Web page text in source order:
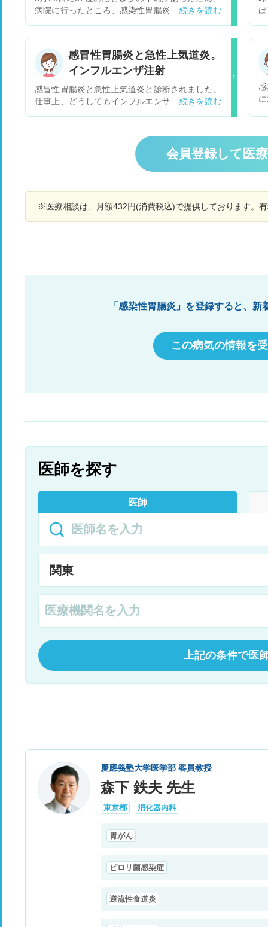
病院に行ったところ、感染性胃腸炎と診断されま
て、今日の朝になり、下痢のような症状が出だし
たのですが、胃腸炎のぶり返しでしょうか？
感冒性胃腸炎と急性上気道炎。
インフルエンザ注射
感冒性胃腸炎と急性上気道炎と診断されました。
仕事上、どうしてもインフルエンザ注射をしなき
か。診断結果と関係があるのでしょうか。
会員登録して医
※医療相談は、月額432円(消費税込)で提供しております。
「感染性胃腸炎」を登録すると、
この病気の情報を
医師を探す
医師
上記の条件で医
慶應義塾大学医学部 客員教授
森下 鉄夫 先生
東京都 消化器内科
胃がん
ピロリ菌感染症
逆流性食道炎